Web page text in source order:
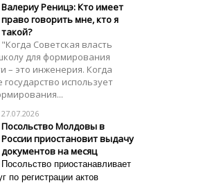
Валериу Реницэ: Кто имеет
право говорить мне, кто я
такой?
"Когда Советская власть
для формирования
– это инженерия. Когда
использует
27.07.2026
Посольство Молдовы в
России приостановит выдачу
документов на месяц
Посольство приостанавливает
по регистрации актов